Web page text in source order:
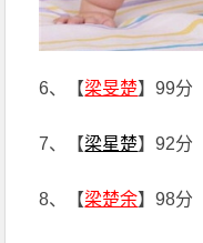
6、【梁旻楚】99分
7、【梁星楚】92分
8、【梁楚余】98分